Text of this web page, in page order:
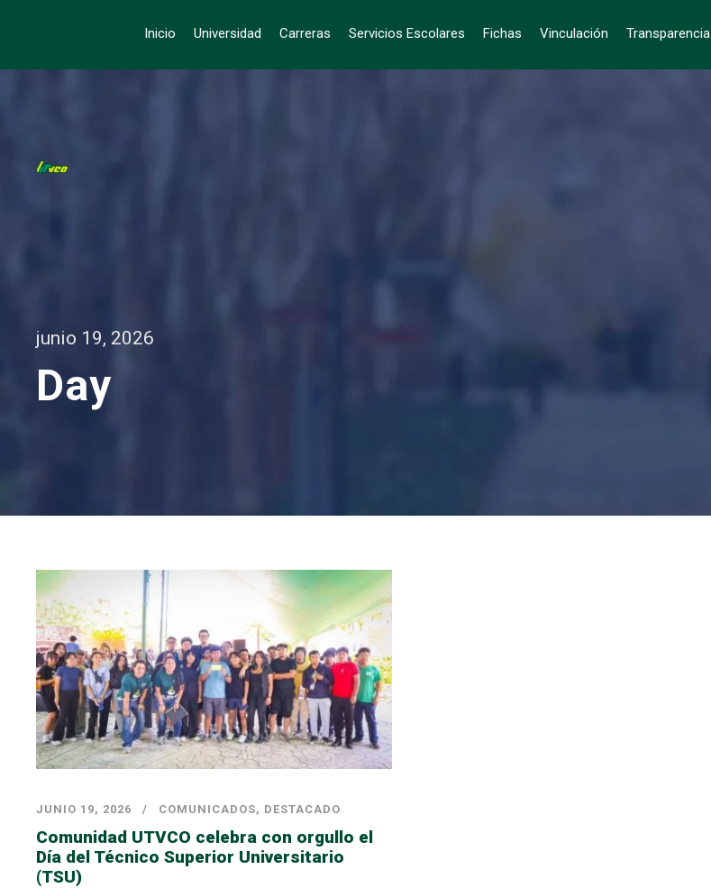
Inicio Universidad Carreras Servicios Escolares Fichas Vinculación Transparencia
junio 19, 2026
Day
JUNIO 19, 2026 COMUNICADOS, DESTACADO
Comunidad UTVCO celebra con orgullo el
Día del Técnico Superior Universitario
(TSU)